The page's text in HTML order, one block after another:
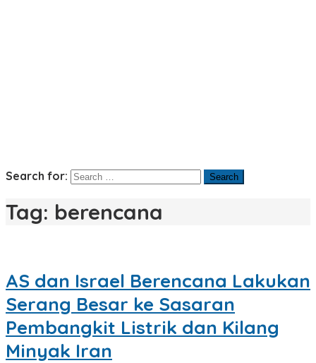
Search for:
Tag: berencana
AS dan Israel Berencana Lakukan
Serang Besar ke Sasaran
Pembangkit Listrik dan Kilang
Minyak Iran